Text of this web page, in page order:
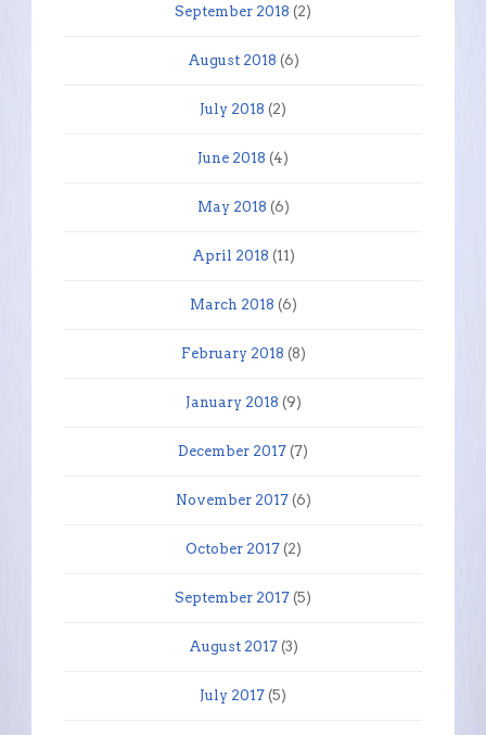
September 2018 (2)
August 2018 (6)
July 2018 (2)
June 2018 (4)
May 2018 (6)
April 2018 (11)
March 2018 (6)
February 2018 (8)
January 2018 (9)
December 2017 (7)
November 2017(6)
October 2017(2)
September 2017 (5)
August 2017(3)
July 2017 (5)